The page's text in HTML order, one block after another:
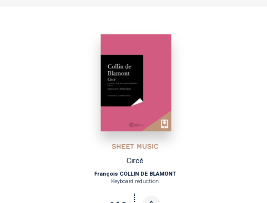
SHEET MUSIC
Circé
François COLLIN DE BLAMONT
Keyboard reduction